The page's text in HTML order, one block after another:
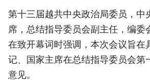
ESPAÑOL
第十三届越共中央政治局委员，中
席，总结指导委员会副主任，编委
在致开幕词时强调，本次会议旨在
记、国家主席在总结指导委员会第
意见。